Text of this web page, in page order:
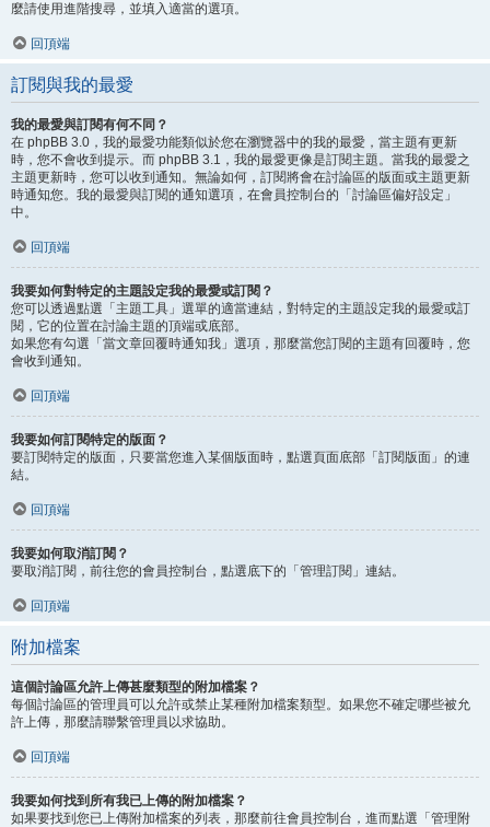
麼請使用進階搜尋，並填入適當的選項。
回頂端
訂閱與我的最愛
我的最愛與訂閱有何不同？
在 phpBB 3.0，我的最愛功能類似於您在瀏覽器中的我的最愛，當主題有更新
時，您不會收到提示。而 phpBB 3.1，我的最愛更像是訂閱主題。當我的最愛之
主題更新時，您可以收到通知。無論如何，訂閱將會在討論區的版面或主題更新
時通知您。我的最愛與訂閱的通知選項，在會員控制台的「討論區偏好設定」
中。
回頂端
我要如何對特定的主題設定我的最愛或訂閱？
您可以透過點選「主題工具」選單的適當連結，對特定的主題設定我的最愛或訂
閱，它的位置在討論主題的頂端或底部。
如果您有勾選「當文章回覆時通知我」選項，那麼當您訂閱的主題有回覆時，您
會收到通知。
回頂端
我要如何訂閱特定的版面？
要訂閱特定的版面，只要當您進入某個版面時，點選頁面底部「訂閱版面」的連
結。
回頂端
我要如何取消訂閱？
要取消訂閱，前往您的會員控制台，點選底下的「管理訂閱」連結。
回頂端
附加檔案
這個討論區允許上傳甚麼類型的附加檔案？
每個討論區的管理員可以允許或禁止某種附加檔案類型。如果您不確定哪些被允
許上傳，那麼請聯繫管理員以求協助。
回頂端
我要如何找到所有我已上傳的附加檔案？
如果要找到您已上傳附加檔案的列表，那麼前往會員控制台，進而點選「管理附